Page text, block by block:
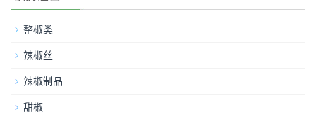
整椒类
辣椒丝
辣椒制品
甜椒